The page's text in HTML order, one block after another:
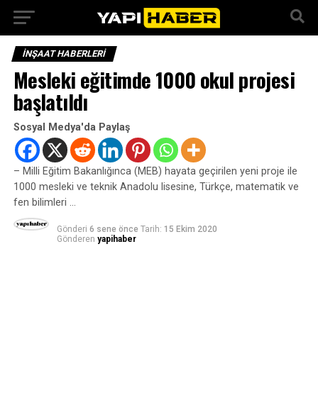
İNŞAAT HABERLERI
Mesleki eğitimde 1000 okul projesi
başlatıldı
Sosyal Medya'da Paylaş
– Milli Eğitim Bakanlığınca (MEB) hayata geçirilen yeni proje ile
1000 mesleki ve teknik Anadolu lisesine, Türkçe, matematik ve
fen bilimleri …
Gönderi 6 sene önce Tarih: 15 Ekim 2020
Gönderen yapihaber